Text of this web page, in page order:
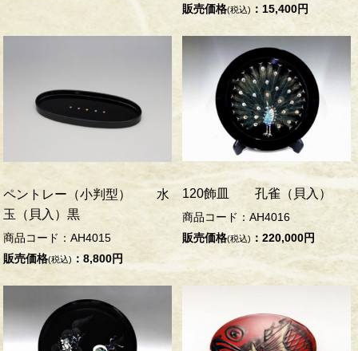
販売価格(税込) ：15,400円
ペントレー（小判型） 水
玉（貝入）黒
商品コード：AH4015
販売価格(税込) ：8,800円
120飾皿 孔雀（貝入）
商品コード：AH4016
販売価格(税込) ：220,000円